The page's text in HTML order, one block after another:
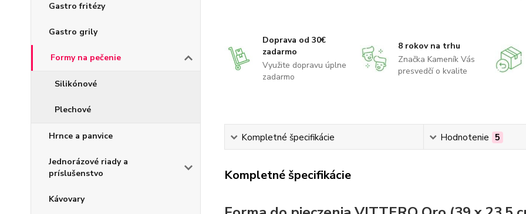
Gastro fritézy
Gastro grily
Formy na pečenie
Silikónové
Plechové
Hrnce a panvice
Jednorázové riady a
príslušenstvo
Kávovary
Doprava od 30€
zadarmo
Využite dopravu úplne
zadarmo
8 rokov na trhu
Značka Kameník Vás
presvedčí o kvalite
Kompletné špecifikácie Hodnotenie 5
Kompletné špecifikácie